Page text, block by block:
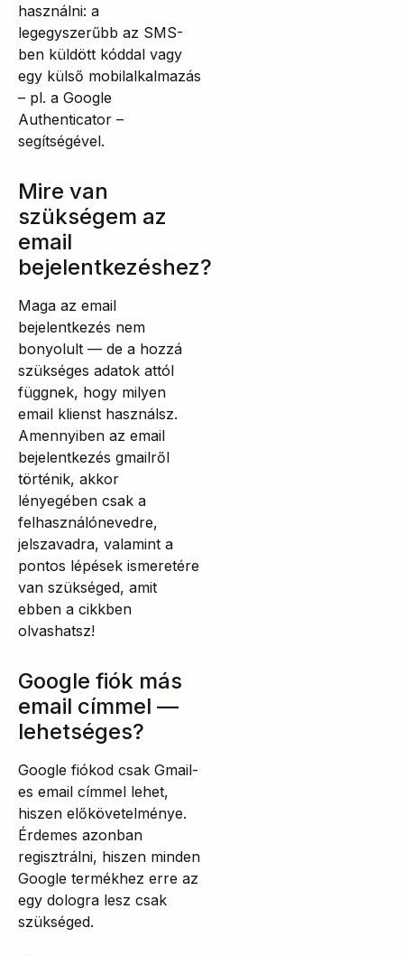
használni: a
legegyszerűbb az SMS-
ben küldött kóddal vagy
egy külső mobilalkalmazás
– pl. a Google
Authenticator –
segítségével.
Mire van
szükségem az
email
bejelentkezéshez?
Maga az email
bejelentkezés nem
bonyolult — de a hozzá
szükséges adatok attól
függnek, hogy milyen
email klienst használsz.
Amennyiben az email
bejelentkezés gmailről
történik, akkor
lényegében csak a
felhasználónevedre,
jelszavadra, valamint a
pontos lépések ismeretére
van szükséged, amit
ebben a cikkben
olvashatsz!
Google fiók más
email címmel —
lehetséges?
Google fiókod csak Gmail-
es email címmel lehet,
hiszen előkövetelménye.
Érdemes azonban
regisztrálni, hiszen minden
Google termékhez erre az
egy dologra lesz csak
szükséged.